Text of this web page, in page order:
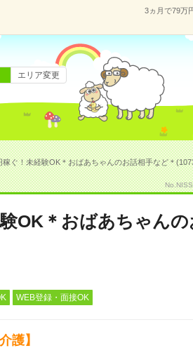
3ヵ月で79万
エリア変更
稼ぐ！未経験OK＊おばあちゃんのお話相手など＊
OK＊おばあちゃんの
WEB登録・面接OK
護】